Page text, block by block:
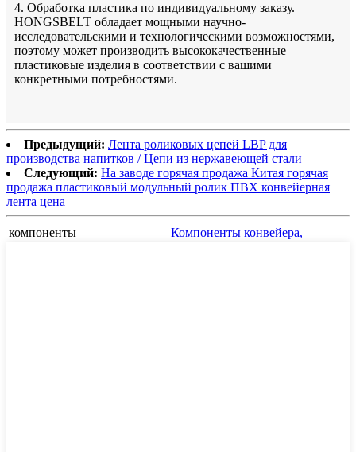
4. Обработка пластика по индивидуальному заказу.
HONGSBELT обладает мощными научно-
исследовательскими и технологическими возможностями,
поэтому может производить высококачественные
пластиковые изделия в соответствии с вашими
конкретными потребностями.
Предыдущий: Лента роликовых цепей LBP для
производства напитков / Цепи из нержавеющей стали
Следующий: На заводе горячая продажа Китая горячая
продажа пластиковый модульный ролик ПВХ конвейерная
лента цена
компоненты Компоненты конвейера,